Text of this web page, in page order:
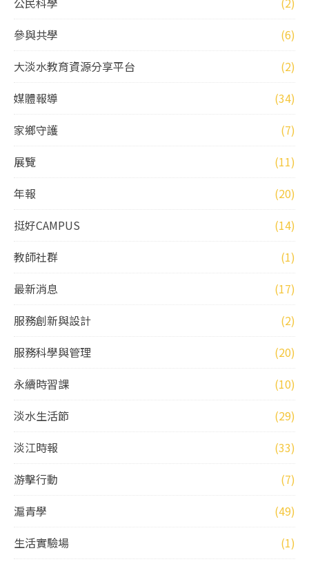
參與共學
(6)
大淡水教育資源分享平台
(2)
媒體報導
(34)
家鄉守護
(7)
展覽
(11)
年報
(20)
挺好CAMPUS
(14)
教師社群
(1)
最新消息
(17)
服務創新與設計
(2)
服務科學與管理
(20)
永續時習課
(10)
淡水生活節
(29)
淡江時報
(33)
游擊行動
(7)
滬青學
(49)
生活實驗場
(1)